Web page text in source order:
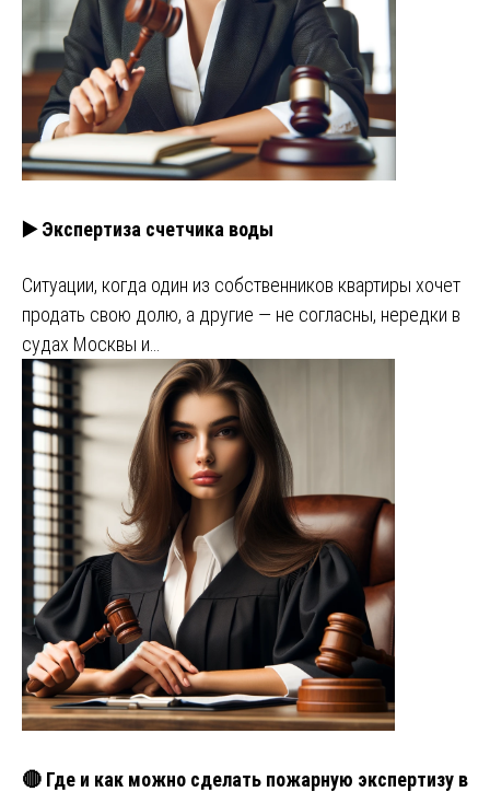
▶️ Экспертиза счетчика воды
Ситуации, когда один из собственников квартиры хочет
продать свою долю, а другие — не согласны, нередки в
судах Москвы и…
🔴 Где и как можно сделать пожарную экспертизу в